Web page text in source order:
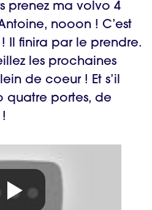
prenez ma volvo 4
nooon ! C’est
Il finira par le prendre.
les prochaines
de coeur ! Et s’il
quatre portes, de